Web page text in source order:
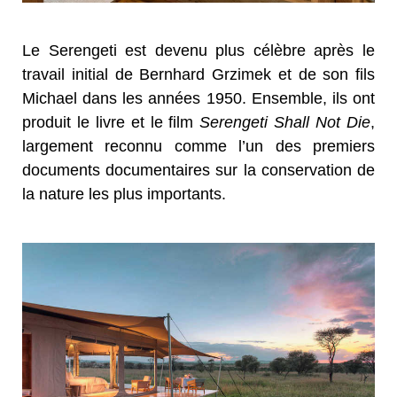
Le Serengeti est devenu plus célèbre après le
travail initial de Bernhard Grzimek et de son fils
Michael dans les années 1950. Ensemble, ils ont
produit le livre et le filmSerengeti Shall Not Die,
largement reconnu comme l’un des premiers
documents documentaires sur la conservation de
la nature les plus importants.